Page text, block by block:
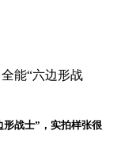
形战士”，实拍样张很